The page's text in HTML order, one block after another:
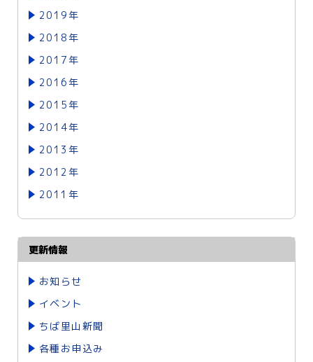
2019年
2018年
2017年
2016年
2015年
2014年
2013年
2012年
2011年
更新情報
お知らせ
イベント
ちば里山新聞
各種お申込み